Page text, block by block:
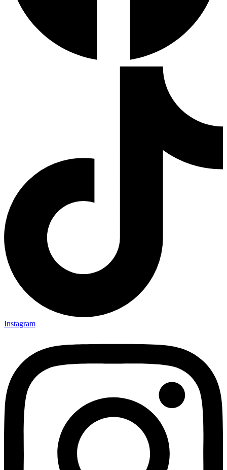
Instagram